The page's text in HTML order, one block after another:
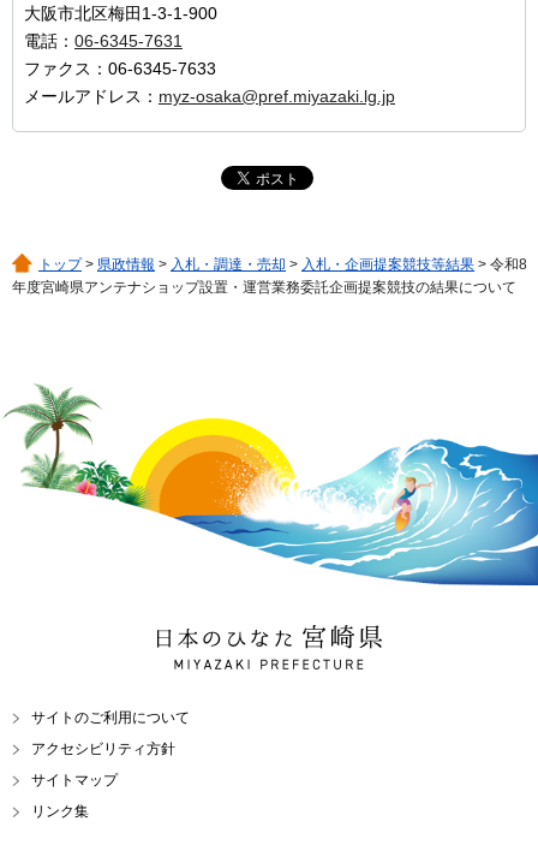
大阪市北区梅田1-3-1-900
電話： 06-6345-7631
ファクス：06-6345-7633
メールアドレス： myz-osaka@pref.miyazaki.lg.jp
トップ> 県政情報 > 入札・調達・売却 > 入札・企画提案競技等結果 > 令和8
年度宮崎県アンテナショップ設置・運営業務委託企画提案競技の結果について
日本のひなた 宮崎県
MIYAZAKI PREFECTURE
サイトのご利用について
アクセシビリティ方針
サイトマップ
リンク集